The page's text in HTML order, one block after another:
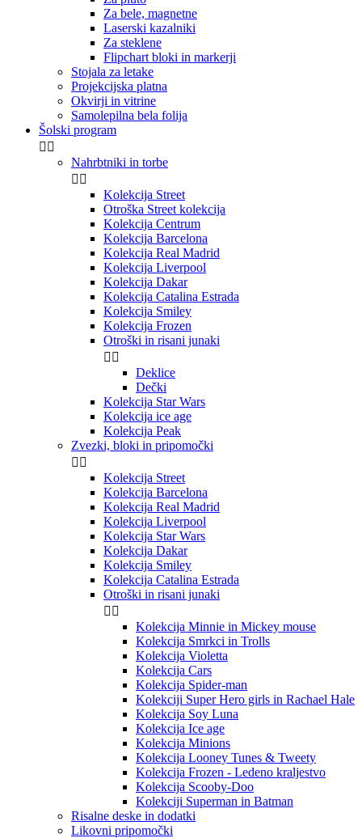
Za bele, magnetne
Laserski kazalniki
Za steklene
Flipchart bloki in markerji
Stojala za letake
Projekcijska platna
Okvirji in vitrine
Samolepilna bela folija
Šolski program
 
Nahrbtniki in torbe
 
Kolekcija Street
Otroška Street kolekcija
Kolekcija Centrum
Kolekcija Barcelona
Kolekcija Real Madrid
Kolekcija Liverpool
Kolekcija Dakar
Kolekcija Catalina Estrada
Kolekcija Smiley
Kolekcija Frozen
Otroški in risani junaki
 
Deklice
Dečki
Kolekcija Star Wars
Kolekcija ice age
Kolekcija Peak
Zvezki, bloki in pripomočki
 
Kolekcija Street
Kolekcija Barcelona
Kolekcija Real Madrid
Kolekcija Liverpool
Kolekcija Star Wars
Kolekcija Dakar
Kolekcija Smiley
Kolekcija Catalina Estrada
Otroški in risani junaki
 
Kolekcija Minnie in Mickey mouse
Kolekcija Smrkci in Trolls
Kolekcija Violetta
Kolekcija Cars
Kolekcija Spider-man
Kolekciji Super Hero girls in Rachael Hale
Kolekcija Soy Luna
Kolekcija Ice age
Kolekcija Minions
Kolekcija Looney Tunes & Tweety
Kolekcija Frozen - Ledeno kraljestvo
Kolekcija Scooby-Doo
Kolekciji Superman in Batman
Risalne deske in dodatki
Likovni pripomočki
Izkoristite popust!
S prijavo se strinjate, da vam lahko na vaš e-naslov
pošiljamo aktualne promocije in obvestila o novostih,
poskušali bomo biti kar se da relevantni!
Ne želim popusta